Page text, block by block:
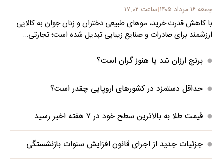
جمعه ۱۶ مرداد ۱۴۰۵ ساعت ۱۷:۰۲
با کاهش قدرت خرید، موهای طبیعی دختران و زنان جوان به کالایی
ارزشمند برای صادرات و صنایع زیبایی تبدیل شده است؛ تجارتی…
برنج ارزان شد یا هنوز گران است؟
حداقل دستمزد در کشورهای اروپایی چقدر است؟
قیمت طلا به بالاترین سطح خود در ۷ هفته اخیر رسید
جزئیات جدید از اجرای قانون افزایش سنوات بازنشستگی